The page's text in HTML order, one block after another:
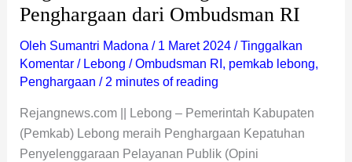
Penghargaan dari Ombudsman RI
Oleh Sumantri Madona / 1 Maret 2024 /Tinggalkan
Komentar / Lebong /Ombudsman RI , pemkab lebong,
Penghargaan / 2 minutes of reading
Rejangnews.com || Lebong – Pemerintah Kabupaten
(Pemkab) Lebong meraih Penghargaan Kepatuhan
Penyelenggaraan Pelayanan Publik (Opini